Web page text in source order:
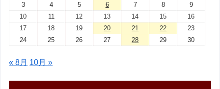
3
4 5 6 7 8
9
10
11 12 13 14 15
16
17
18 19 20 21 22
23
24
25 26 27 28 29 30
« 8月 10月 »